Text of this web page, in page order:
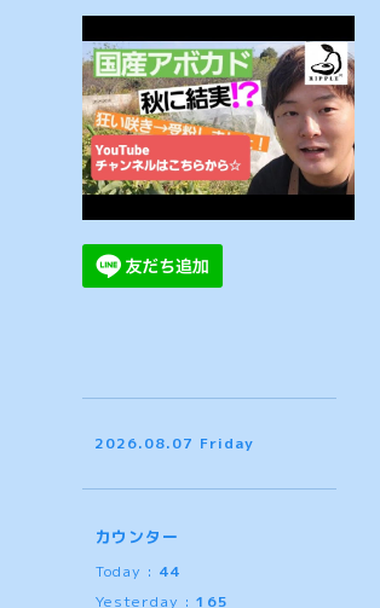
2026.08.07 Friday
カウンター
Today : 44
Yesterday : 165